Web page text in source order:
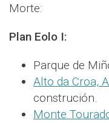
Morte:
Plan Eolo I:
Parque de
Alto da Croa,
construción.
Monte